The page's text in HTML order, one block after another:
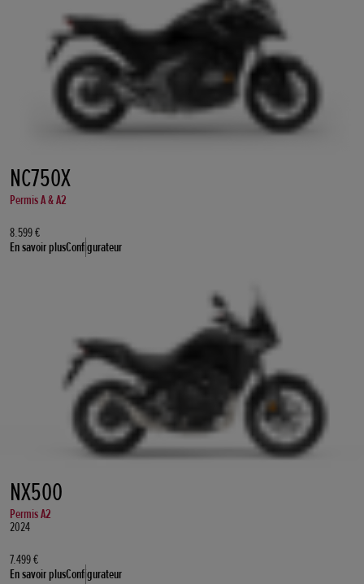
NC750X
Permis A & A2
8.599 €
En savoir plusConfigurateur
NX500
Permis A2
2024
7.499 €
En savoir plusConfigurateur